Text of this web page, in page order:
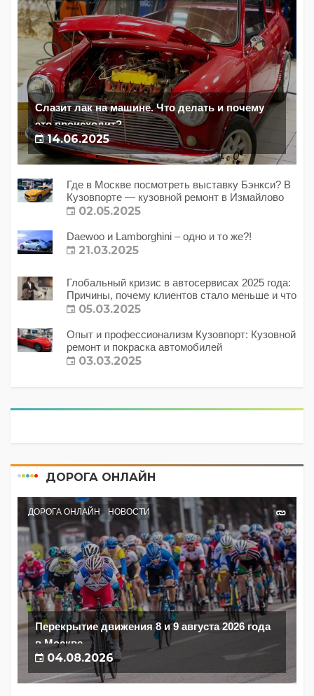
Слазит лак на машине. Что делать и почему
это происходит?
14.06.2025
Где в Москве посмотреть выставку Бэнкси? В
Кузовпорте — кузовной ремонт в Измайлово
02.05.2025
Daewoo и Lamborghini – одно и то же?!
21.03.2025
Глобальный кризис в автосервисах 2025 года:
Причины, почему клиентов стало меньше и что
с этим делать?
05.03.2025
Опыт и профессионализм Кузовпорт: Кузовной
ремонт и покраска автомобилей
03.03.2025
ДОРОГА ОНЛАЙН
ДОРОГА ОНЛАЙН НОВОСТИ
Перекрытие движения 8 и 9 августа 2026 года
в Москве
04.08.2026